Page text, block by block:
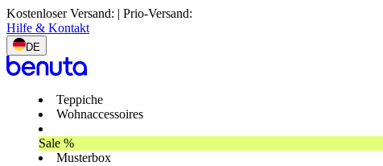
Kostenloser Versand: | Prio-Versand:
Hilfe & Kontakt
DE
Teppiche
Wohnaccessoires
Sale %
Musterbox